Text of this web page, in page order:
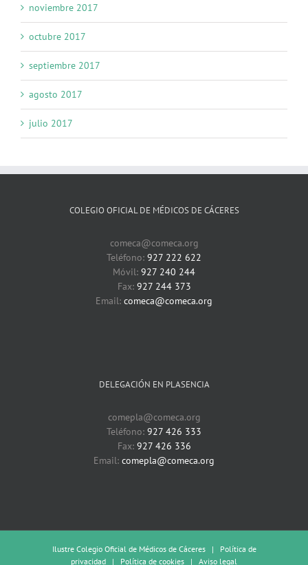
noviembre 2017
octubre 2017
septiembre 2017
agosto 2017
julio 2017
COLEGIO OFICIAL DE MÉDICOS DE CÁCERES
comeca@comeca.org
Teléfono: 927 222 622
Móvil: 927 240 244
Fax: 927 244 373
Email: comeca@comeca.org
DELEGACIÓN EN PLASENCIA
comepla@comeca.org
Teléfono: 927 426 333
Fax: 927 426 336
Email: comepla@comeca.org
Ilustre Colegio Oficial de Médicos de Cáceres | Política de
privacidad | Política de cookies | Aviso legal